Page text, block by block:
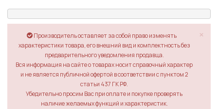
×
Производитель оставляет за собой право изменять
характеристики товара, его внешний вид и комплектность без
предварительного уведомления продавца.
Вся информация на сайте о товарах носит справочный характер
и не является публичной офертой в соответствии с пунктом 2
статьи 437 ГК РФ.
Убедительно просим Вас при оплате и покупке проверять
наличие желаемых функций и характеристик.